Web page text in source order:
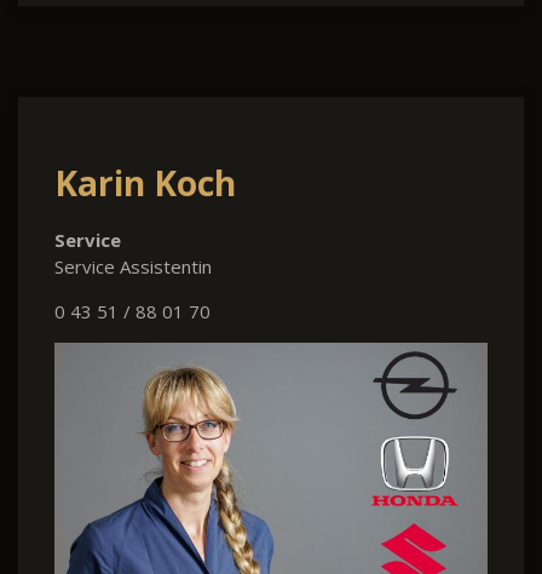
Karin Koch
Service
Service Assistentin
0 43 51 / 88 01 70